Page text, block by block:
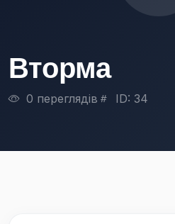
Вторма
0 переглядів ID: 34